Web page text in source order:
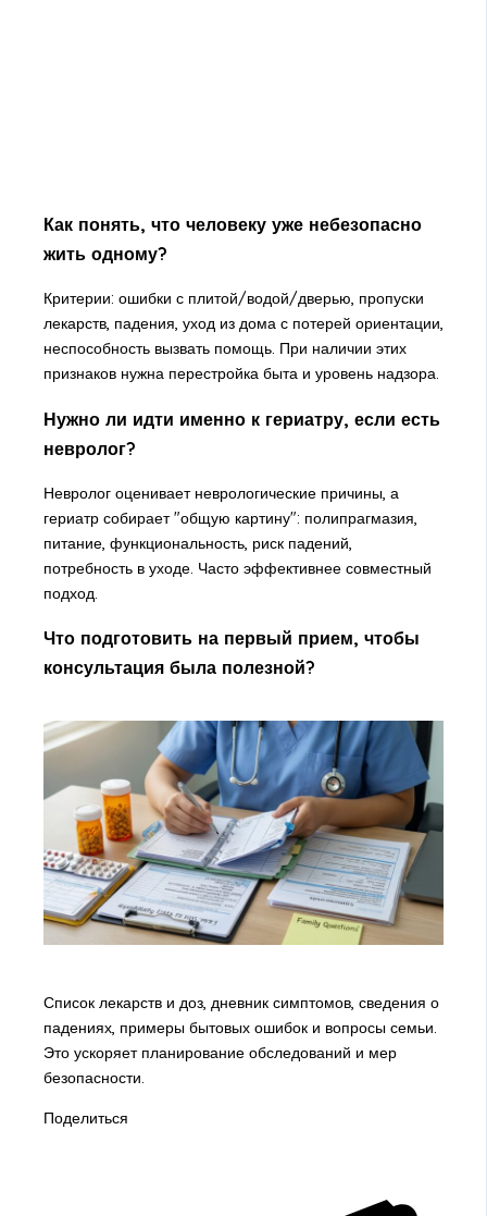
Как понять, что человеку уже небезопасно
жить одному?
Критерии: ошибки с плитой/водой/дверью, пропуски
лекарств, падения, уход из дома с потерей ориентации,
неспособность вызвать помощь. При наличии этих
признаков нужна перестройка быта и уровень надзора.
Нужно ли идти именно к гериатру, если есть
невролог?
Невролог оценивает неврологические причины, а
гериатр собирает "общую картину": полипрагмазия,
питание, функциональность, риск падений,
потребность в уходе. Часто эффективнее совместный
подход.
Что подготовить на первый прием, чтобы
консультация была полезной?
Список лекарств и доз, дневник симптомов, сведения о
падениях, примеры бытовых ошибок и вопросы семьи.
Это ускоряет планирование обследований и мер
безопасности.
Поделиться